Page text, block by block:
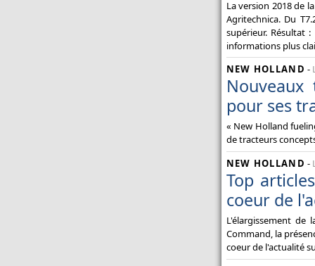
La version 2018 de
Agritechnica. Du
supérieur. Résultat
informations plus
NEW HOLLAND -
pour ses
« New Holland
de tracteurs
NEW HOLLAND -
Top
coeur de
L'élargissement de
Command, la
coeur de l'actualité